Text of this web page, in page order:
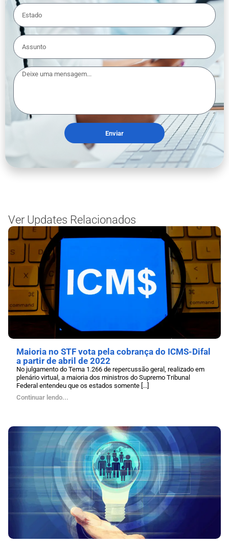
Enviar
Ver Updates Relacionados
Maioria no STF vota pela cobrança do ICMS-Difal
a partir de abril de 2022
No julgamento do Tema 1.266 de repercussão geral, realizado em
plenário virtual, a maioria dos ministros do Supremo Tribunal
Federal entendeu que os estados somente [...]
Continuar lendo...